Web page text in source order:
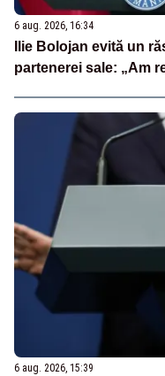
6 aug. 2026, 16:34
Ilie Bolojan evită un
partenerei sale: „Am
6 aug. 2026, 15:39